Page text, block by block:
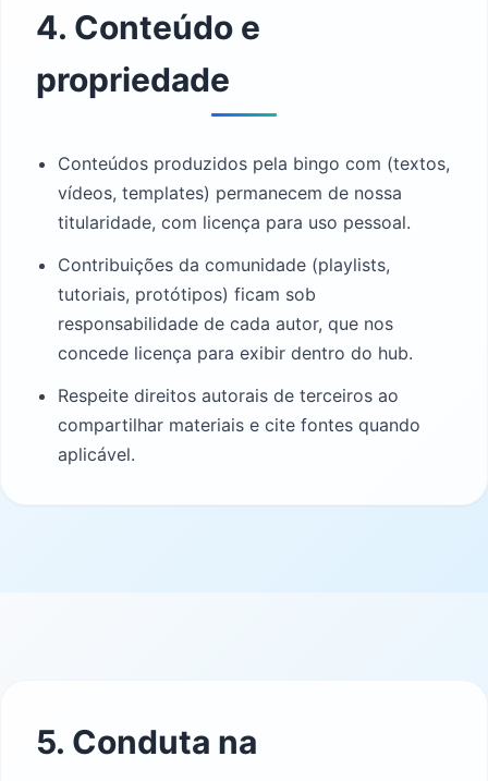
4. Conteúdo e
propriedade
Conteúdos produzidos pela bingo com (textos,
vídeos, templates) permanecem de nossa
titularidade, com licença para uso pessoal.
Contribuições da comunidade (playlists,
tutoriais, protótipos) ficam sob
responsabilidade de cada autor, que nos
concede licença para exibir dentro do hub.
Respeite direitos autorais de terceiros ao
compartilhar materiais e cite fontes quando
aplicável.
5. Conduta na